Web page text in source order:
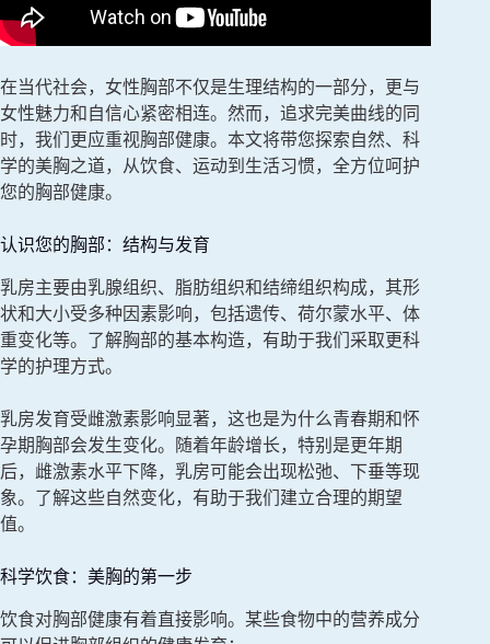
在当代社会，女性胸部不仅是生理结构的一部分，更与
女性魅力和自信心紧密相连。然而，追求完美曲线的同
时，我们更应重视胸部健康。本文将带您探索自然、科
学的美胸之道，从饮食、运动到生活习惯，全方位呵护
您的胸部健康。
认识您的胸部：结构与发育
乳房主要由乳腺组织、脂肪组织和结缔组织构成，其形
状和大小受多种因素影响，包括遗传、荷尔蒙水平、体
重变化等。了解胸部的基本构造，有助于我们采取更科
学的护理方式。
乳房发育受雌激素影响显著，这也是为什么青春期和怀
孕期胸部会发生变化。随着年龄增长，特别是更年期
后，雌激素水平下降，乳房可能会出现松弛、下垂等现
象。了解这些自然变化，有助于我们建立合理的期望
值。
科学饮食：美胸的第一步
饮食对胸部健康有着直接影响。某些食物中的营养成分